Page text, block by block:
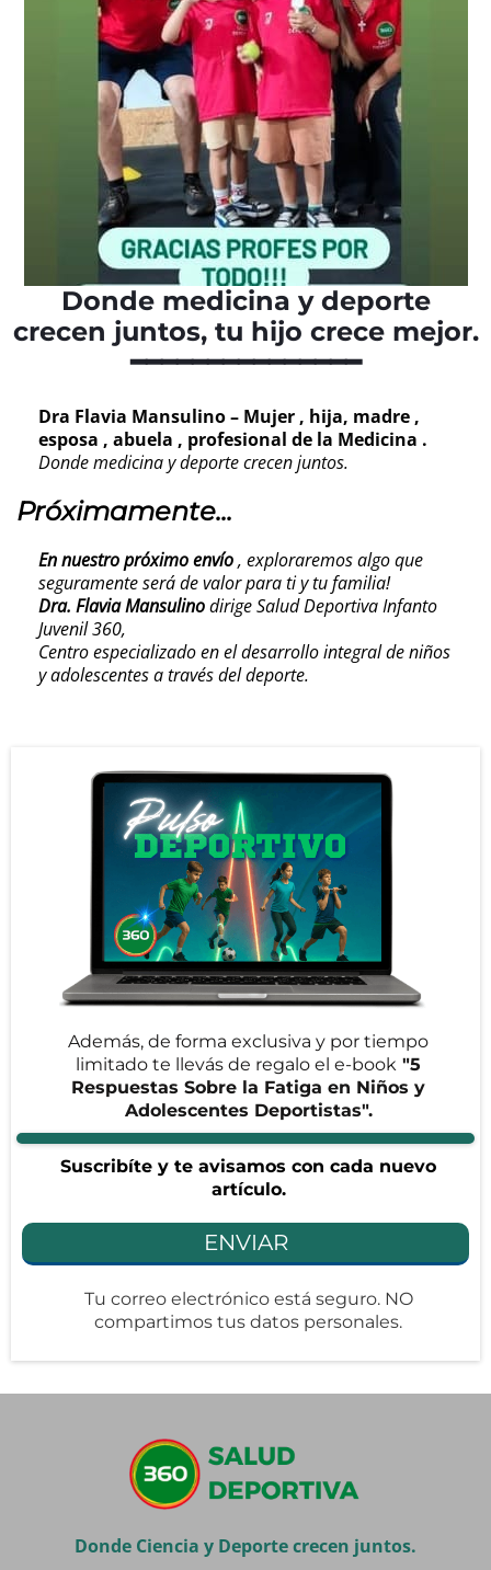
Donde medicina y deporte
crecen juntos, tu hijo crece mejor.
━━━━━━━━━━━━━━━
Dra Flavia Mansulino – Mujer , hija, madre ,
esposa , abuela , profesional de la Medicina .
Donde medicina y deporte crecen juntos.
Próximamente...
En nuestro próximo envío, exploraremos algo que
seguramente será de valor para ti y tu familia!
Dra. Flavia Mansulinodirige Salud Deportiva Infanto
Juvenil 360,
Centro especializado en el desarrollo integral de niños
y adolescentes a través del deporte.
Además, de forma exclusiva y por tiempo
limitado te llevás de regalo el e-book "5
Respuestas Sobre la Fatiga en Niños y
Adolescentes Deportistas".
Suscribíte y te avisamos con cada nuevo
artículo.
ENVIAR
Tu correo electrónico está seguro. NO
compartimos tus datos personales.
Donde Ciencia y Deporte crecen juntos.